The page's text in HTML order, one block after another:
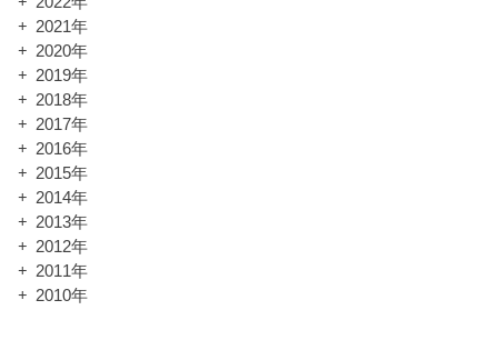
2021年
2020年
2019年
2018年
2017年
2016年
2015年
2014年
2013年
2012年
2011年
2010年